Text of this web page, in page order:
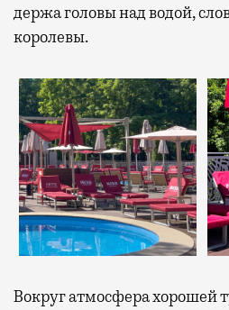
держа головы над водой,
королевы.
Вокруг атмосфера хорошей